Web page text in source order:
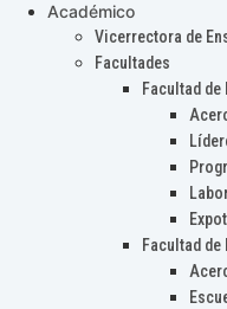
Académico
Vicerrectora de
Facultades
Facultad
Facultad